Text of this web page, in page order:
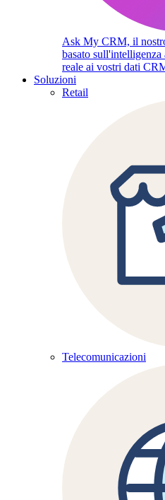
Ask My CRM, il
basato
reale ai vostri dati
Soluzioni
Retail
Telecomunicazioni